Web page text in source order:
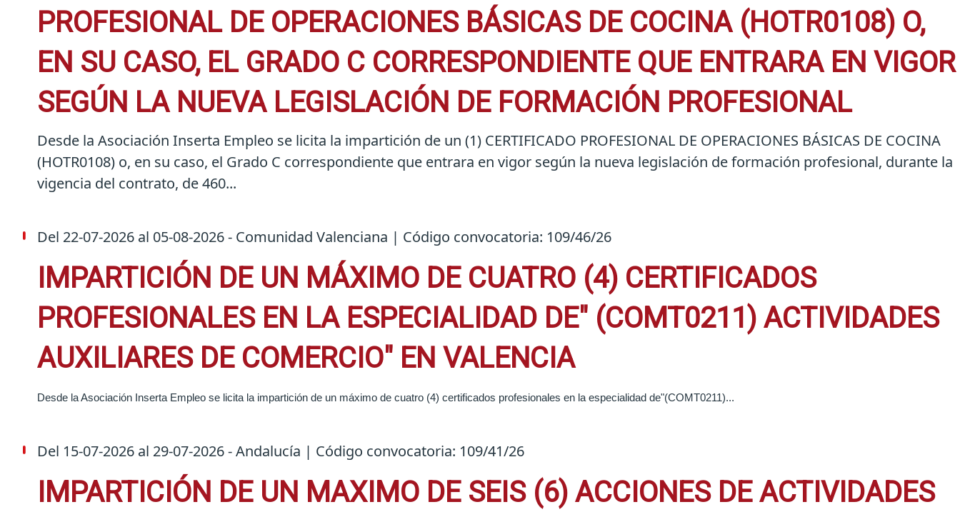
PROFESIONAL DE OPERACIONES BÁSICAS DE COCINA (HOTR0108) O,
EN SU CASO, EL GRADO C CORRESPONDIENTE QUE ENTRARA EN VIGOR
SEGÚN LA NUEVA LEGISLACIÓN DE FORMACIÓN PROFESIONAL
Desde la Asociación Inserta Empleo se licita la impartición de un (1) CERTIFICADO PROFESIONAL DE OPERACIONES BÁSICAS DE COCINA
(HOTR0108) o, en su caso, el Grado C correspondiente que entrara en vigor según la nueva legislación de formación profesional, durante la
vigencia del contrato, de 460...
Del 22-07-2026 al 05-08-2026- Comunidad Valenciana | Código convocatoria: 109/46/26
IMPARTICIÓN DE UN MÁXIMO DE CUATRO (4) CERTIFICADOS
PROFESIONALES EN LA ESPECIALIDAD DE" (COMT0211) ACTIVIDADES
AUXILIARES DE COMERCIO" EN VALENCIA
Desde la Asociación Inserta Empleo se licita la impartición de un máximo de cuatro (4) certificados profesionales en la especialidad de"(COMT0211)...
Del 15-07-2026 al 29-07-2026- Andalucía | Código convocatoria: 109/41/26
IMPARTICIÓN DE UN MAXIMO DE SEIS (6) ACCIONES DE ACTIVIDADES